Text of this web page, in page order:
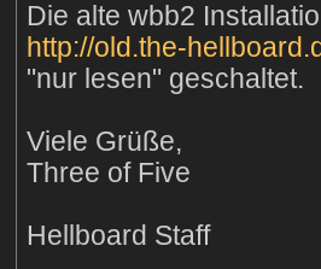
Die alte wbb2
http://old.the-
"nur lesen" geschaltet.
Viele Grüße,
Three of Five
Hellboard Staff